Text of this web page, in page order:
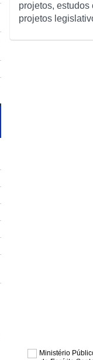
projetos,
projetos